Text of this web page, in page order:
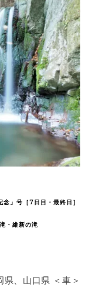
」号［7日目・最終日］
・維新の滝